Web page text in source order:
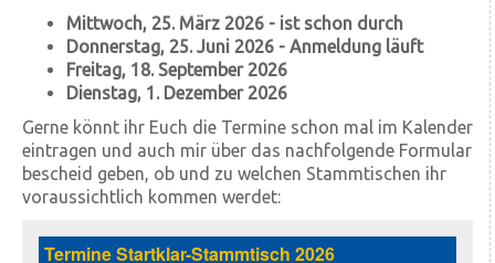
Mittwoch, 25. März 2026 - ist schon durch
Donnerstag, 25. Juni 2026 - Anmeldung läuft
Freitag, 18. September 2026
Dienstag, 1. Dezember 2026
Gerne könnt ihr Euch die Termine schon mal im Kalender
eintragen und auch mir über das nachfolgende Formular
bescheid geben, ob und zu welchen Stammtischen ihr
voraussichtlich kommen werdet: